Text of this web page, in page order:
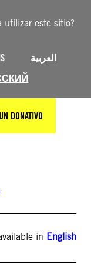
utilizar este sitio?
العربية
DONATIVO
in English